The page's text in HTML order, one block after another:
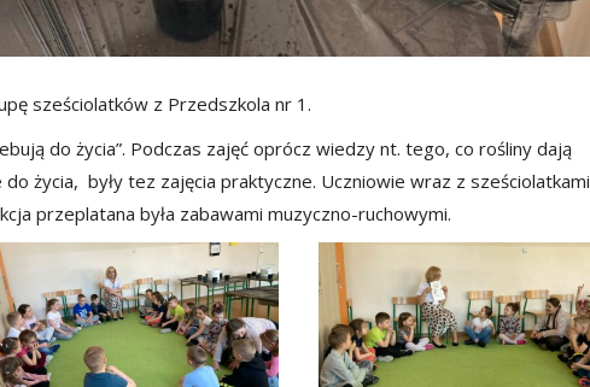
sześciolatków z Przedszkola nr 1.
do życia”. Podczas zajęć oprócz wiedzy nt. tego, co rośliny dają
życia, były tez zajęcia praktyczne. Uczniowie wraz z sześciolatkami
przeplatana była zabawami muzyczno-ruchowymi.